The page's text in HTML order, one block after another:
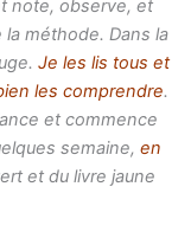
note, observe, et
méthode. Dans la
Je les lis tous et
les comprendre.
et commence
semaine, en
et du livre jaune